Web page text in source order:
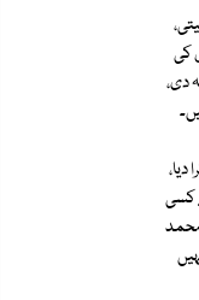
کی
دی،
دیا،
کسی
کو سرچ کریں 415رنز کے ساتھ محمد
نہیں